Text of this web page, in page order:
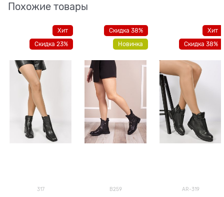
Похожие товары
317
Хит
Скидка 23%
B259
Скидка 38%
Новинка
AR-319
Хит
Скидка 38%